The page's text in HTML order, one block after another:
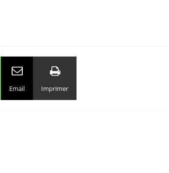
Email Imprimer